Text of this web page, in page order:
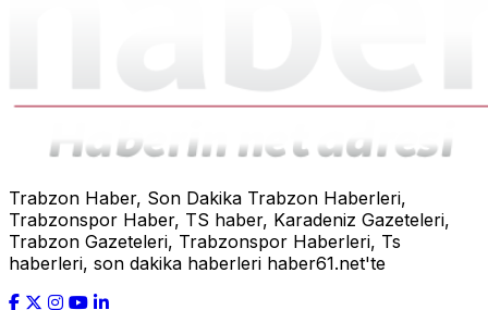
Trabzon Haber, Son Dakika Trabzon Haberleri,
Trabzonspor Haber, TS haber, Karadeniz Gazeteleri,
Trabzon Gazeteleri, Trabzonspor Haberleri, Ts
haberleri, son dakika haberleri haber61.net'te